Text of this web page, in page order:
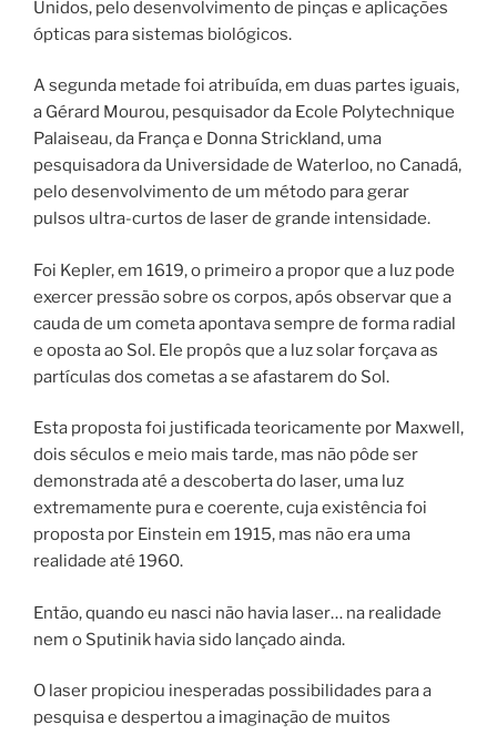
Unidos, pelo desenvolvimento de pinças e aplicações
ópticas para sistemas biológicos.
A segunda metade foi atribuída, em duas partes iguais,
a Gérard Mourou, pesquisador da Ecole Polytechnique
Palaiseau, da França e Donna Strickland, uma
pesquisadora da Universidade de Waterloo, no Canadá,
pelo desenvolvimento de um método para gerar
pulsos ultra-curtos de laser de grande intensidade.
Foi Kepler, em 1619, o primeiro a propor que a luz pode
exercer pressão sobre os corpos, após observar que a
cauda de um cometa apontava sempre de forma radial
e oposta ao Sol. Ele propôs que a luz solar forçava as
partículas dos cometas a se afastarem do Sol.
Esta proposta foi justificada teoricamente por Maxwell,
dois séculos e meio mais tarde, mas não pôde ser
demonstrada até a descoberta do laser, uma luz
extremamente pura e coerente, cuja existência foi
proposta por Einstein em 1915, mas não era uma
realidade até 1960.
Então, quando eu nasci não havia laser… na realidade
nem o Sputinik havia sido lançado ainda.
O laser propiciou inesperadas possibilidades para a
pesquisa e despertou a imaginação de muitos